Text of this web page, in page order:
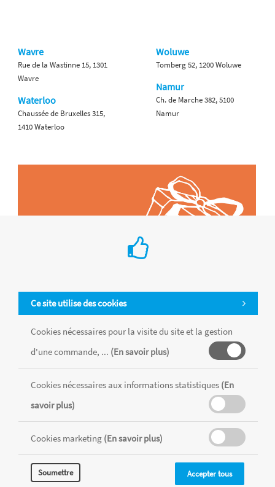
Ce site utilise des cookies
Cookies nécessaires pour la visite du site et la gestion
d'une commande, ... (En savoir plus)
Cookies nécessaires aux informations statistiques (En
savoir plus)
Cookies marketing (En savoir plus)
Soumettre Accepter tous
Wavre
Rue de la Wastinne 15, 1301
Wavre
Waterloo
Chaussée de Bruxelles 315,
1410 Waterloo
Woluwe
Tomberg 52, 1200 Woluwe
Namur
Ch. de Marche 382, 5100
Namur
Tous les produits sont vendus dans la limite des stocks disponibles de
chaque magasin, toutes taxes comprises.
MENTIONS LÉGALES CONDITIONS GÉNÉRALES
RÉALISÉ AVEC MERCATOR